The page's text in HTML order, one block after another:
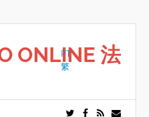
ONLINE 法
PT
繁